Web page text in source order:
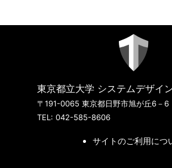
東京都立大学 システムデザイ
〒191-0065 東京都日野市旭が丘6－6
TEL: 042-585-8606
サイトのご利用につ